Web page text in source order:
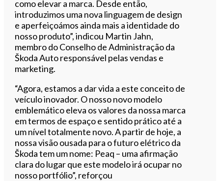
como elevar a marca. Desde então,
introduzimos uma nova linguagem de design
e aperfeiçoámos ainda mais a identidade do
nosso produto”, indicou Martin Jahn,
membro do Conselho de Administração da
Škoda Auto responsável pelas vendas e
marketing.
“Agora, estamos a dar vida a este conceito de
veículo inovador. O nosso novo modelo
emblemático eleva os valores da nossa marca
em termos de espaço e sentido prático até a
um nível totalmente novo. A partir de hoje, a
nossa visão ousada para o futuro elétrico da
Škoda tem um nome: Peaq – uma afirmação
clara do lugar que este modelo irá ocupar no
nosso portfólio”, reforçou